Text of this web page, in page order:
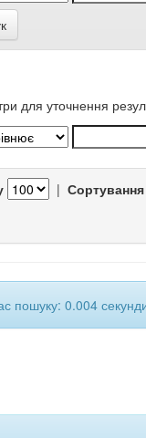
для уточнення
| Сортування
пошуку: 0.004